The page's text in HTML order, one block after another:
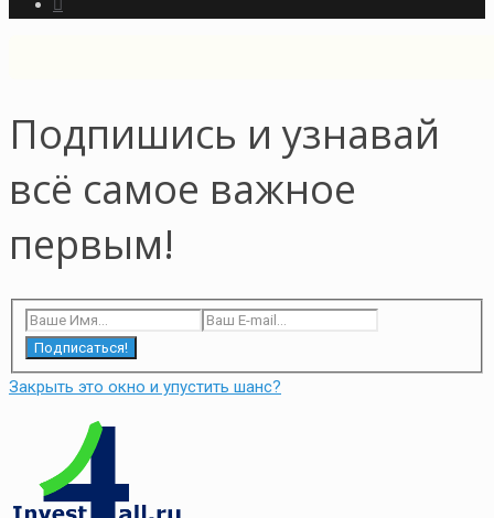
Подпишись и узнавай
всё самое важное
первым!
Подписаться!
Закрыть это окно и упустить шанс?